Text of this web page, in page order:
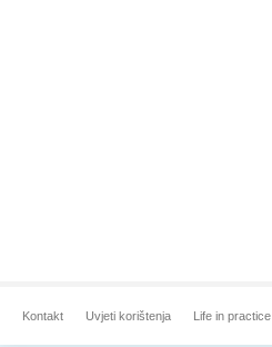
Kontakt Uvjeti korištenja Life in practice